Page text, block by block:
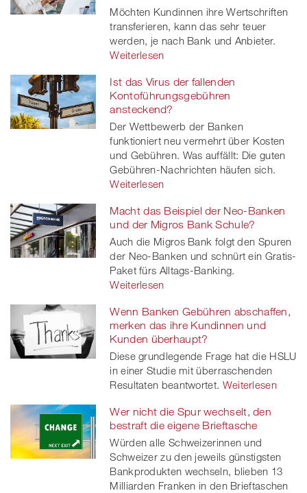
Möchten Kundinnen ihre Wertschriften
transferieren, kann das sehr teuer
werden, je nach Bank und Anbieter.
Weiterlesen
Ist das Virus der fallenden
Kontoführungsgebühren
ansteckend?
Der Wettbewerb der Banken
funktioniert neu vermehrt über Kosten
und Gebühren. Was auffällt: Die guten
Gebühren-Nachrichten häufen sich.
Weiterlesen
Macht das Beispiel der Neo-Banken
und der Migros Bank Schule?
Auch die Migros Bank folgt den Spuren
der Neo-Banken und schnürt ein Gratis-
Paket fürs Alltags-Banking.
Weiterlesen
Wenn Banken Gebühren abschaffen,
merken das ihre Kundinnen und
Kunden überhaupt?
Diese grundlegende Frage hat die HSLU
in einer Studie mit überraschenden
Resultaten beantwortet. Weiterlesen
Wer nicht die Spur wechselt, den
bestraft die eigene Brieftasche
Würden alle Schweizerinnen und
Schweizer zu den jeweils günstigsten
Bankprodukten wechseln, blieben 13
Milliarden Franken in den Brieftaschen